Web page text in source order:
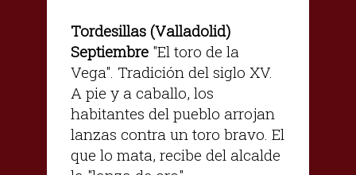
Tordesillas (Valladolid)
Septiembre "El toro de la
Vega". Tradición del siglo XV.
A pie y a caballo, los
habitantes del pueblo arrojan
lanzas contra un toro bravo. El
que lo mata, recibe del alcalde